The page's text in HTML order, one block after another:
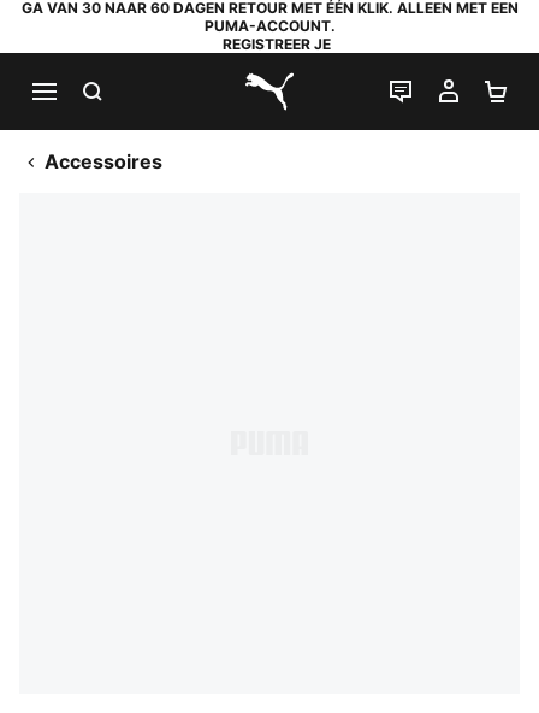
GA VAN 30 NAAR 60 DAGEN RETOUR MET ÉÉN KLIK. ALLEEN MET EEN
PUMA-ACCOUNT.
REGISTREER JE
PUMA.com
LIVE CHAT
MIJN
Accessoires